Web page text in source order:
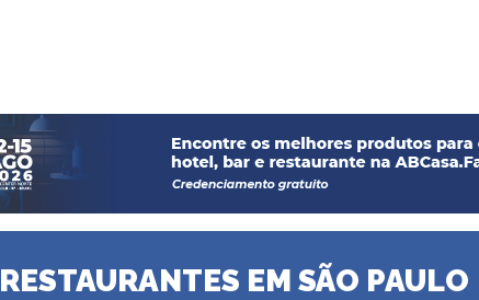
RESTAURANTES EM SÃO PAULO